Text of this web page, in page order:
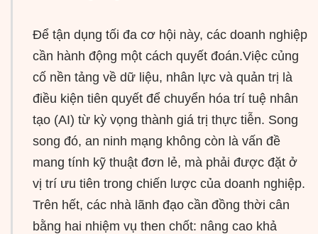
Để tận dụng tối đa cơ hội này, các doanh nghiệp
cần hành động một cách quyết đoán.Việc củng
cố nền tảng về dữ liệu, nhân lực và quản trị là
điều kiện tiên quyết để chuyển hóa trí tuệ nhân
tạo (AI) từ kỳ vọng thành giá trị thực tiễn. Song
song đó, an ninh mạng không còn là vấn đề
mang tính kỹ thuật đơn lẻ, mà phải được đặt ở
vị trí ưu tiên trong chiến lược của doanh nghiệp.
Trên hết, các nhà lãnh đạo cần đồng thời cân
bằng hai nhiệm vụ then chốt: nâng cao khả